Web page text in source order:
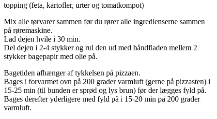
topping (feta, kartofler, urter og tomatkompot)
Mix alle tørvarer sammen før du rører alle ingredienserne sammen
på røremaskine.
Lad dejen hvile i 30 min.
Del dejen i 2-4 stykker og rul den ud med håndfladen mellem 2
stykker bagepapir med olie på.
Bagetiden afhænger af tykkelsen på pizzaen.
Bages i forvarmet ovn på 200 grader varmluft (gerne på pizzasten) i
15-25 min (til bunden er sprød og lys brun) før der lægges fyld på.
Bages derefter yderligere med fyld på i 15-20 min på 200 grader
varmluft.